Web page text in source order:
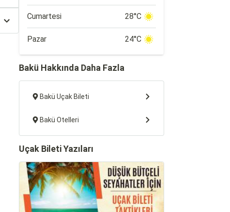
Cumartesi 28°C
Pazar 24°C
Bakü Hakkında Daha Fazla
Bakü Uçak Bileti
Bakü Otelleri
Uçak Bileti Yazıları